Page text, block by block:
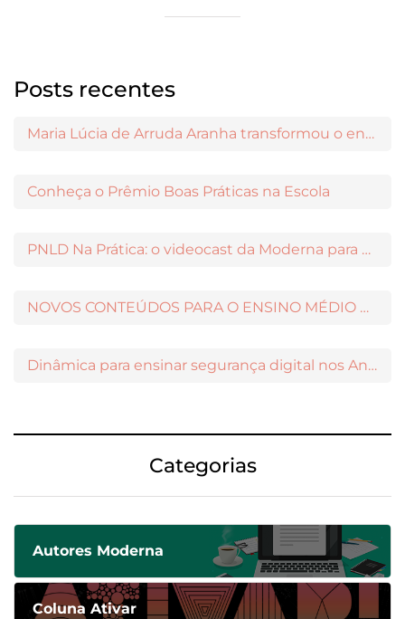
Posts recentes
Maria Lúcia de Arruda Aranha transformou o ensino de Filosofia no Brasil
Conheça o Prêmio Boas Práticas na Escola
PNLD Na Prática: o videocast da Moderna para apoiar a escolha das obras aprovadas
NOVOS CONTEÚDOS PARA O ENSINO MÉDIO DISPONÍVEIS NO MODERNAMIGOS
Dinâmica para ensinar segurança digital nos Anos Iniciais
Categorias
Autores Moderna
Coluna Ativar